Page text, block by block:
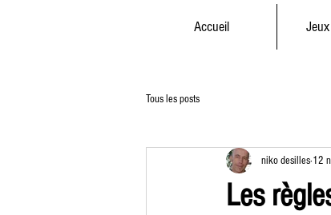
Accueil
Tous les posts
Les
niko desilles 12